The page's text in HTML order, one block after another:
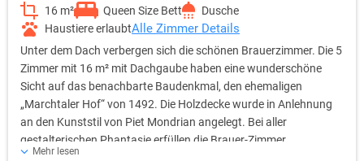
16 m² Queen Size Bett
Dusche
Haustiere erlaubtAlle Zimmer Details
Unter dem Dach verbergen sich die schönen Brauerzimmer. Die 5
Zimmer mit 16 m² mit Dachgaube haben eine wunderschöne
Sicht auf das benachbarte Baudenkmal, den ehemaligen
„Marchtaler Hof“ von 1492. Die Holzdecke wurde in Anlehnung
an den Kunststil von Piet Mondrian angelegt. Bei aller
gestalterischen Phantasie erfüllen die Brauer-Zimmer
selbstverständlich sämtliche Standards der internationalen
Mehr lesen